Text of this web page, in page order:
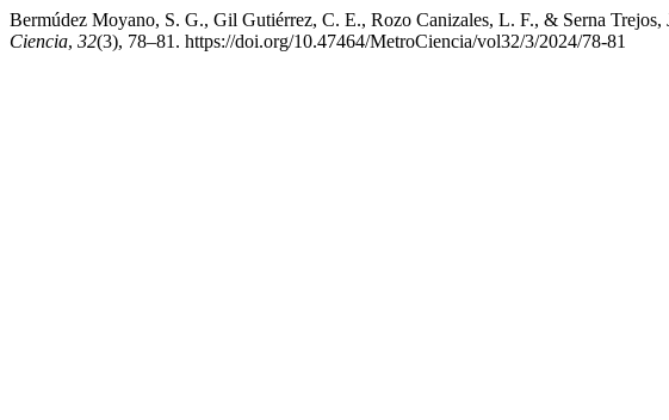
Bermúdez Moyano, S. G., Gil Gutiérrez, C. E., Rozo Canizales, L. F., & Serna Trejos,
Ciencia, 32(3), 78–81. https://doi.org/10.47464/MetroCiencia/vol32/3/2024/78-81